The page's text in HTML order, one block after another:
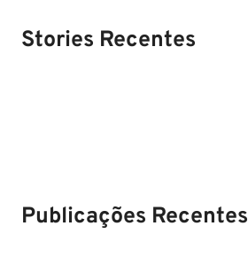
Stories Recentes
Publicações Recentes